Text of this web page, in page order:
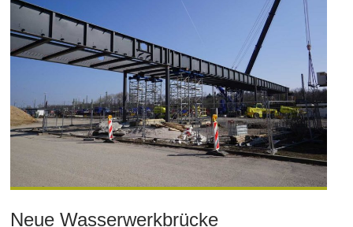
Neue Wasserwerkbrücke